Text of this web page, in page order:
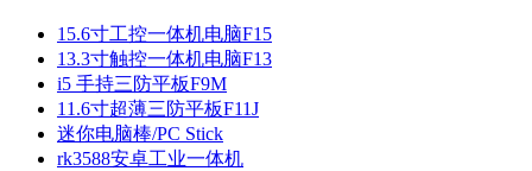
15.6寸工控一体机电脑F15
13.3寸触控一体机电脑F13
i5 手持三防平板F9M
11.6寸超薄三防平板F11J
迷你电脑棒/PC Stick
rk3588安卓工业一体机